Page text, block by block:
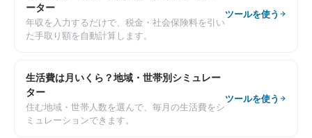
ーター
年収を入力するだけで、税金・社会保険料を引い
た手取り額を自動計算します。
ツールを使う
生活費は月いくら？地域・世帯別シミュレー
ター
住む地域・世帯人数を選んで、毎月の生活費をシ
ミュレーションできます。
ツールを使う